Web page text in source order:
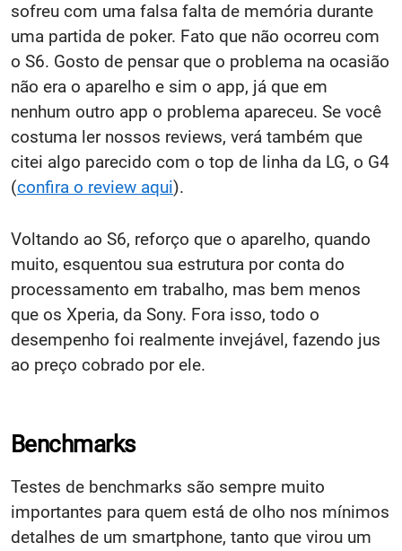
sofreu com uma falsa falta de memória durante
uma partida de poker. Fato que não ocorreu com
o S6. Gosto de pensar que o problema na ocasião
não era o aparelho e sim o app, já que em
nenhum outro app o problema apareceu. Se você
costuma ler nossos reviews, verá também que
citei algo parecido com o top de linha da LG, o G4
(confira o review aqui).
Voltando ao S6, reforço que o aparelho, quando
muito, esquentou sua estrutura por conta do
processamento em trabalho, mas bem menos
que os Xperia, da Sony. Fora isso, todo o
desempenho foi realmente invejável, fazendo jus
ao preço cobrado por ele.
Benchmarks
Testes de benchmarks são sempre muito
importantes para quem está de olho nos mínimos
detalhes de um smartphone, tanto que virou um